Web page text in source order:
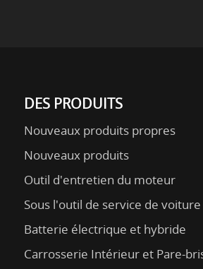
DES PRODUITS
Nouveaux produits propres
Nouveaux produits
Outil d'entretien du moteur
Sous l'outil de service de voiture
Batterie électrique et hybride
Carrosserie Intérieur et Pare-